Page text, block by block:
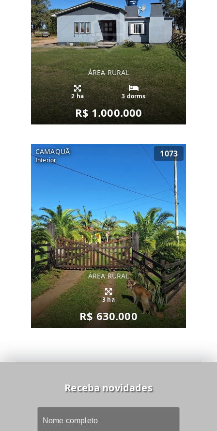
ÁREA RURAL
2 ha 3 dorms
R$ 1.000.000
CAMAQUÃ
Interior
1073
ÁREA RURAL
3 ha
R$ 630.000
Receba novidades